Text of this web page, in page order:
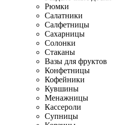
Рюмки
Салатники
Салфетницы
Сахарницы
Солонки
Стаканы
Вазы для фруктов
Конфетницы
Кофейники
Кувшины
Менажницы
Кассероли
Супницы